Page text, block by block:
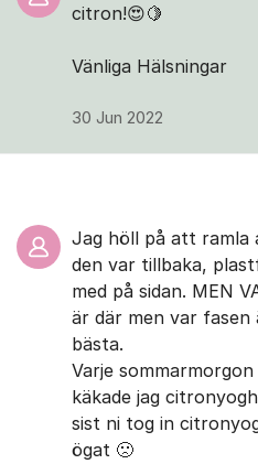
citron!😍🍋
Vänliga Hälsningar
30 Jun 2022
Jag höll på att ramla
den var tillbaka,
med på sidan. MEN
är där men var
bästa.
Varje
käkade jag
sist ni tog in
ögat 🙁